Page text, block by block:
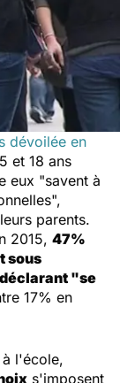
dévoilée en
et 18 ans
eux "savent à
parents.
2015, 47%
sous
"se
17% en
l'école,
s'imposent